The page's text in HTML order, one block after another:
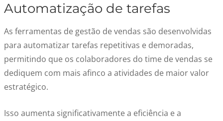
Automatização de tarefas
As ferramentas de gestão de vendas são desenvolvidas
para automatizar tarefas repetitivas e demoradas,
permitindo que os colaboradores do time de vendas se
dediquem com mais afinco a atividades de maior valor
estratégico.
Isso aumenta significativamente a eficiência e a